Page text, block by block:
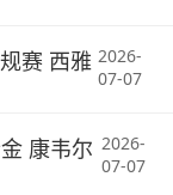
赛 西雅 2026-
07-07
康韦尔 2026-
07-07